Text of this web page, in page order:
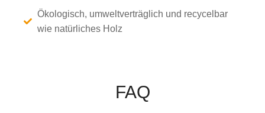
Ökologisch, umweltverträglich und recycelbar
wie natürliches Holz
FAQ